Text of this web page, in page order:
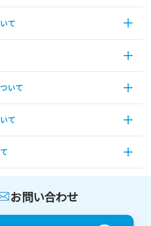
て
いて
て
お問い合わせ